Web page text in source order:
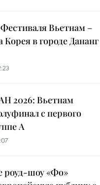
Вьетнам –
Корея в городе Дананг
2026: Вьетнам
с первого
A
роуд-шоу «Фо»